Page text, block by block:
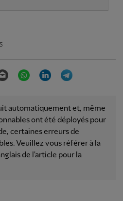
Email WhatsAppLinkedIn
automatiquement et, même
ont été déployés pour
certaines erreurs de
Veuillez vous référer à la
de l'article pour la